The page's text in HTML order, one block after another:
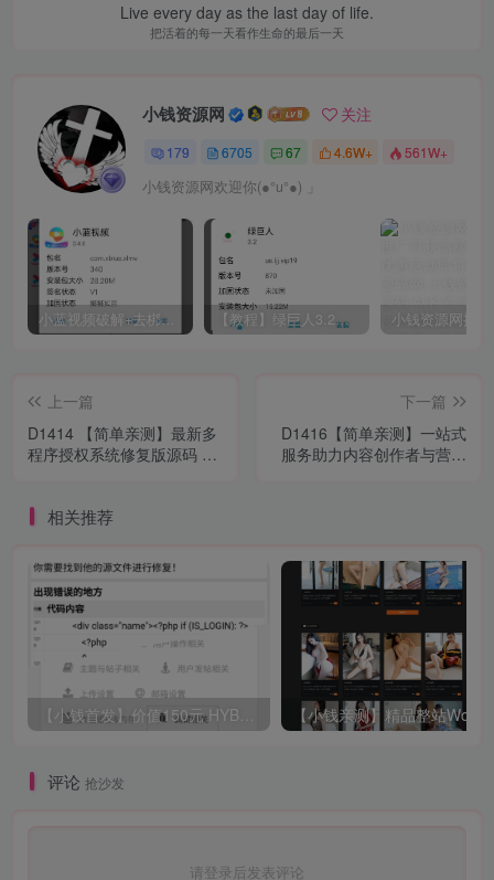
Live every day as the last day of life.
把活着的每一天看作生命的最后一天
小钱资源网 关注
179 6705 67 4.6W+ 561W+
小钱资源网欢迎你(●°u°●)​ 」
小蓝视频破解+去梆梆加固教程 【教程】绿巨人3.2破解详细教学
上一篇
D1414 【简单亲测】最新多
程序授权系统修复版源码 可
下一篇
D1416【简单亲测】一站式
服务助力内容创作者与营销
相关推荐
评论 抢沙发
请登录后发表评论